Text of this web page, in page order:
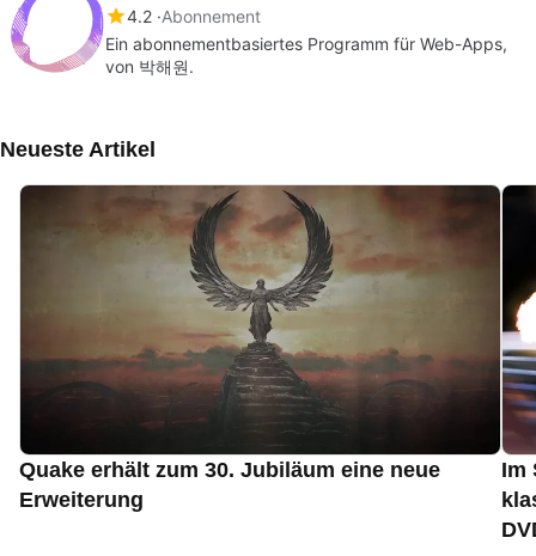
4.2 Abonnement
Ein abonnementbasiertes Programm für Web-Apps,
von 박해원.
Neueste Artikel
Quake erhält zum 30. Jubiläum eine neue
Erweiterung
Im